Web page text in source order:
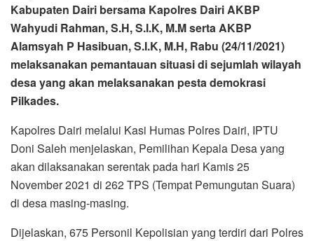
Kabupaten Dairi bersama Kapolres Dairi AKBP
Wahyudi Rahman, S.H, S.I.K, M.M serta AKBP
Alamsyah P Hasibuan, S.I.K, M.H, Rabu (24/11/2021)
melaksanakan pemantauan situasi di sejumlah wilayah
desa yang akan melaksanakan pesta demokrasi
Pilkades.
Kapolres Dairi melalui Kasi Humas Polres Dairi, IPTU
Doni Saleh menjelaskan, Pemilihan Kepala Desa yang
akan dilaksanakan serentak pada hari Kamis 25
November 2021 di 262 TPS (Tempat Pemungutan Suara)
di desa masing-masing.
Dijelaskan, 675 Personil Kepolisian yang terdiri dari Polres